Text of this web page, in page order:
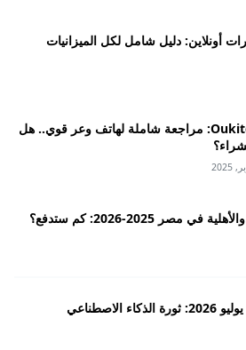
أونلاين: دليل شامل لكل الميزانيات
Oukitel WP60: مراجعة شاملة لهاتف وعر قوي.. هل
2025-2026: كم ستدفع؟